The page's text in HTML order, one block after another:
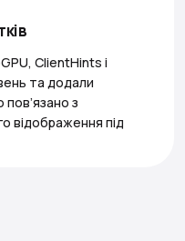
ClientHints і
та додали
з
відображення під